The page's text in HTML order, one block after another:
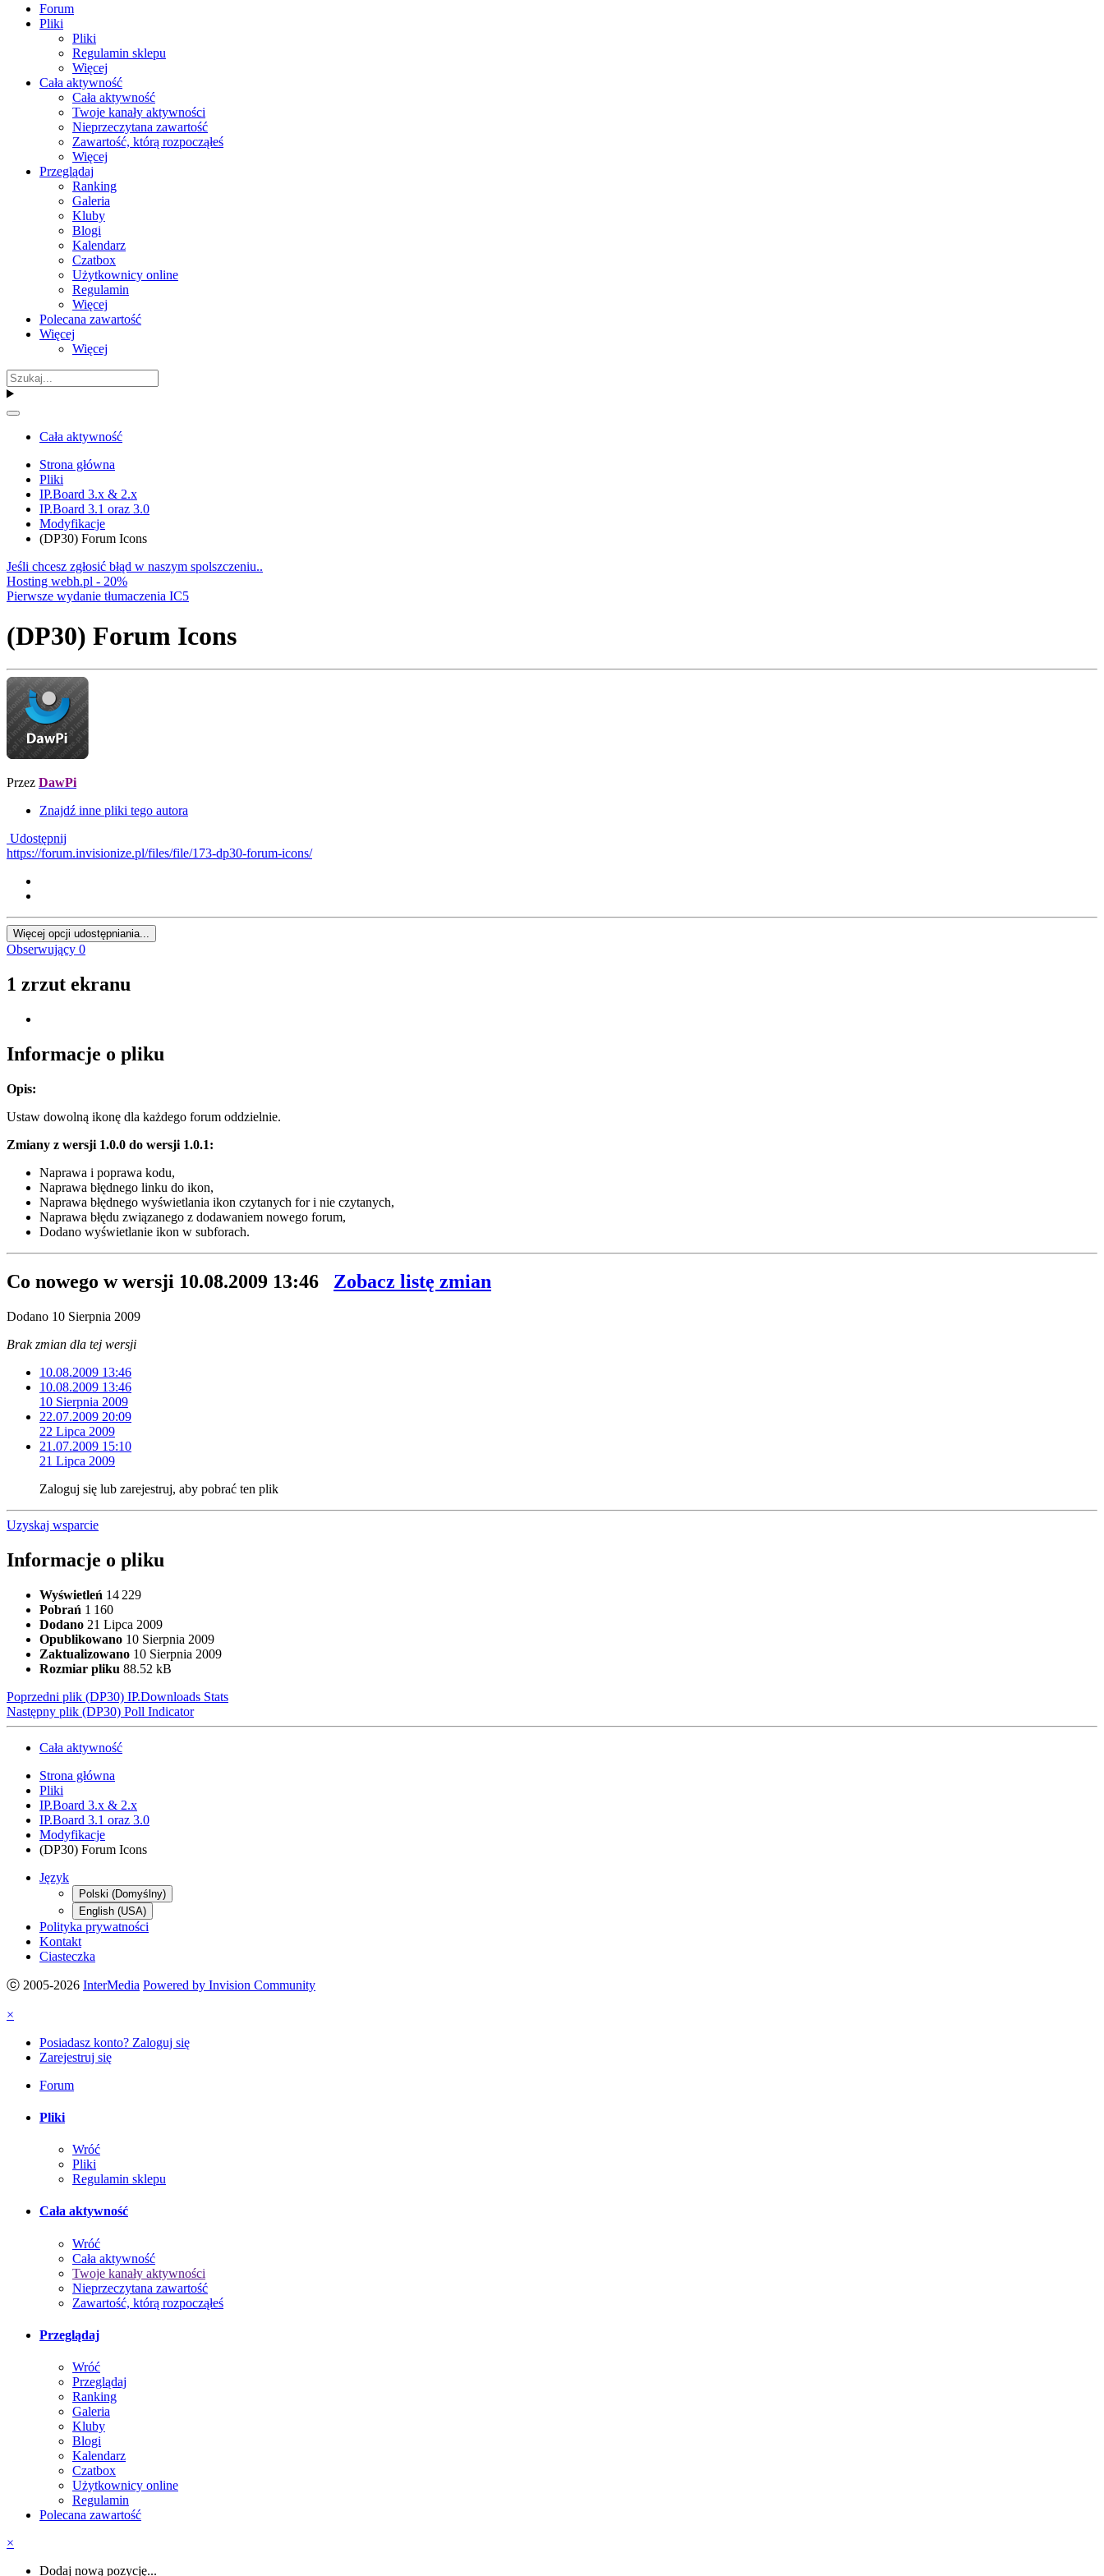
Forum
Pliki
Pliki
Regulamin sklepu
Więcej
Cała aktywność
Cała aktywność
Twoje kanały aktywności
Nieprzeczytana zawartość
Zawartość, którą rozpocząłeś
Więcej
Przeglądaj
Ranking
Galeria
Kluby
Blogi
Kalendarz
Czatbox
Użytkownicy online
Regulamin
Więcej
Polecana zawartość
Więcej
Więcej
Cała aktywność
Strona główna
Pliki
IP.Board 3.x & 2.x
IP.Board 3.1 oraz 3.0
Modyfikacje
(DP30) Forum Icons
Jeśli chcesz zgłosić błąd w naszym spolszczeniu..
Hosting webh.pl - 20%
Pierwsze wydanie tłumaczenia IC5
(DP30) Forum Icons
Przez DawPi
Znajdź inne pliki tego autora
Udostępnij
https://forum.invisionize.pl/files/file/173-dp30-forum-icons/
Więcej opcji udostępniania...
Obserwujący 0
1 zrzut ekranu
Informacje o pliku
Opis:
Ustaw dowolną ikonę dla każdego forum oddzielnie.
Zmiany z wersji 1.0.0 do wersji 1.0.1:
Naprawa i poprawa kodu,
Naprawa błędnego linku do ikon,
Naprawa błędnego wyświetlania ikon czytanych for i nie czytanych,
Naprawa błędu związanego z dodawaniem nowego forum,
Dodano wyświetlanie ikon w subforach.
Co nowego w wersji 10.08.2009 13:46 Zobacz listę zmian
Dodano 10 Sierpnia 2009
Brak zmian dla tej wersji
10.08.2009 13:46
10.08.2009 13:46
10 Sierpnia 2009
22.07.2009 20:09
22 Lipca 2009
21.07.2009 15:10
21 Lipca 2009
Zaloguj się lub zarejestruj, aby pobrać ten plik
Uzyskaj wsparcie
Informacje o pliku
Wyświetleń 14 229
Pobrań 1 160
Dodano 21 Lipca 2009
Opublikowano 10 Sierpnia 2009
Zaktualizowano 10 Sierpnia 2009
Rozmiar pliku 88.52 kB
Poprzedni plik (DP30) IP.Downloads Stats
Następny plik (DP30) Poll Indicator
Cała aktywność
Strona główna
Pliki
IP.Board 3.x & 2.x
IP.Board 3.1 oraz 3.0
Modyfikacje
(DP30) Forum Icons
Język
Polski (Domyślny)
English (USA)
Polityka prywatności
Kontakt
Ciasteczka
ⓒ 2005-2026 InterMedia Powered by Invision Community
×
Posiadasz konto? Zaloguj się
Zarejestruj się
Forum
Pliki
Wróć
Pliki
Regulamin sklepu
Cała aktywność
Wróć
Cała aktywność
Twoje kanały aktywności
Nieprzeczytana zawartość
Zawartość, którą rozpocząłeś
Przeglądaj
Wróć
Przeglądaj
Ranking
Galeria
Kluby
Blogi
Kalendarz
Czatbox
Użytkownicy online
Regulamin
Polecana zawartość
×
Dodaj nową pozycję...